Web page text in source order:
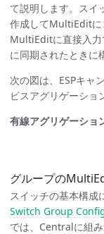
て説明します。スイ
作成してMultiEditに
MultiEditに直接入力
に同期されたときに
次の図は、ESPキャ
ビスアグリゲーショ
有線アグリゲーショ
グループの
スイッチの基本構成
Switch Group
では、Centralに組